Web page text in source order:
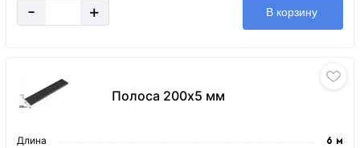
- + В корзину
Полоса 200х5 мм
Длина 6 м